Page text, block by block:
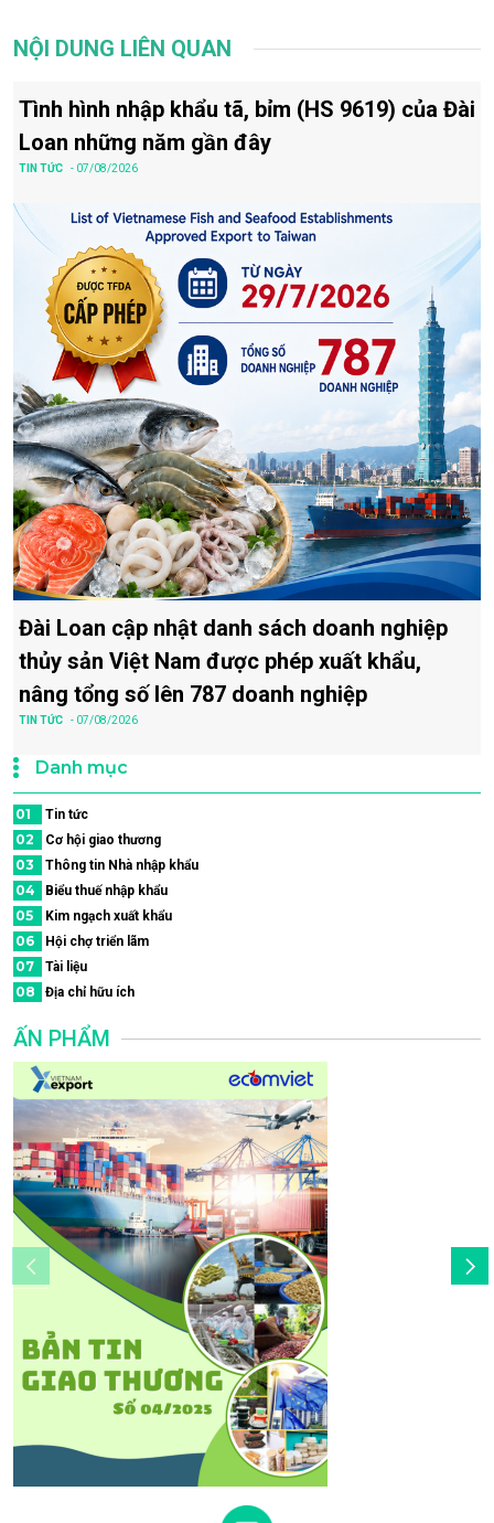
NỘI DUNG LIÊN QUAN
Tình hình nhập khẩu tã, bỉm (HS 9619) của Đài
Loan những năm gần đây
TIN TỨC - 07/08/2026
Đài Loan cập nhật danh sách doanh nghiệp
thủy sản Việt Nam được phép xuất khẩu,
nâng tổng số lên 787 doanh nghiệp
TIN TỨC - 07/08/2026
Danh mục
01 Tin tức
02 Cơ hội giao thương
03 Thông tin Nhà nhập khẩu
04 Biểu thuế nhập khẩu
05 Kim ngạch xuất khẩu
06 Hội chợ triển lãm
07 Tài liệu
08 Địa chỉ hữu ích
ẤN PHẨM